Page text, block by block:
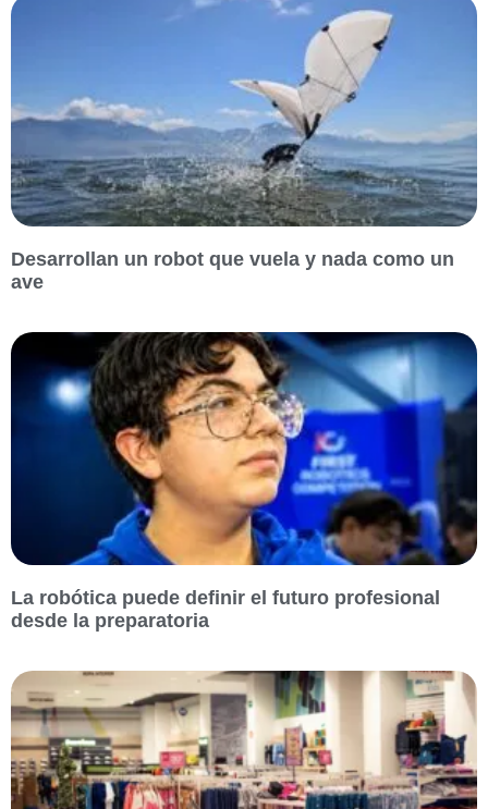
Desarrollan un robot que vuela y nada como un
ave
La robótica puede definir el futuro profesional
desde la preparatoria